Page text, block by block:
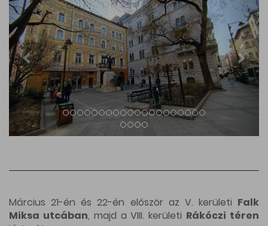
Március 21-én és 22-én először az V. kerületi Falk
Miksa utcában, majd a VIII. kerületi Rákóczi téren